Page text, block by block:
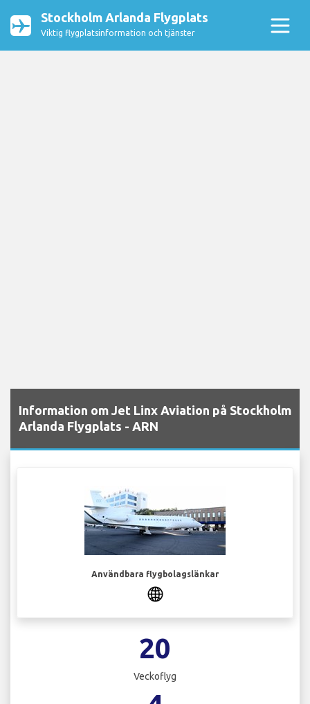
Stockholm Arlanda Flygplats
Viktig flygplatsinformation och tjänster
Information om Jet Linx Aviation på Stockholm
Arlanda Flygplats - ARN
Användbara flygbolagslänkar
20
Veckoflyg